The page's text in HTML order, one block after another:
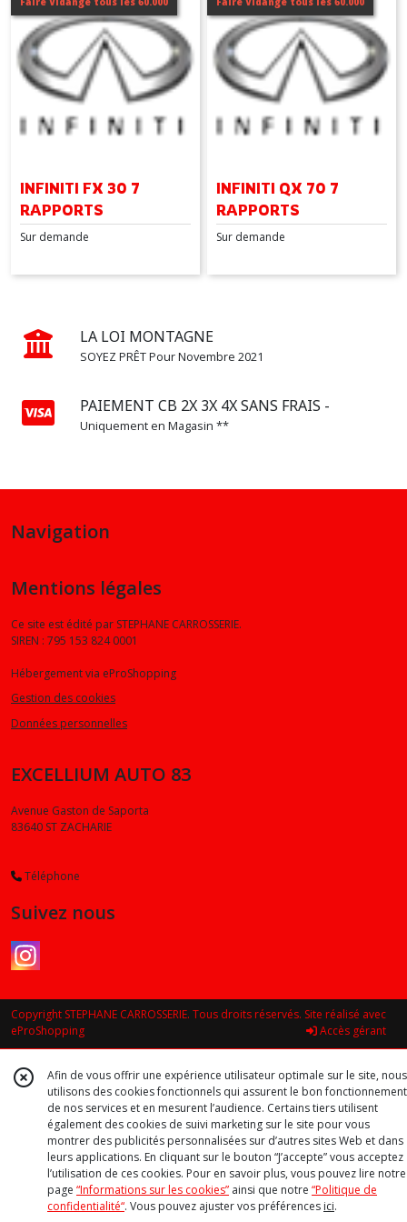
INFINITI FX 30 7
RAPPORTS
Sur demande
INFINITI QX 70 7
RAPPORTS
Sur demande
LA LOI MONTAGNE
SOYEZ PRÊT Pour Novembre 2021
PAIEMENT CB 2X 3X 4X SANS FRAIS -
Uniquement en Magasin **
QX
70
les
Navigation
Mentions légales
Ce site est édité par STEPHANE CARROSSERIE.
SIREN : 795 153 824 0001
Hébergement via eProShopping
Gestion des cookies
Données personnelles
EXCELLIUM AUTO 83
Avenue Gaston de Saporta
83640 ST ZACHARIE
Téléphone
Suivez nous
Copyright STEPHANE CARROSSERIE. Tous droits réservés. Site réalisé avec
eProShopping
Accès gérant
Afin de vous offrir une expérience utilisateur optimale sur le site, nous
utilisons des cookies fonctionnels qui assurent le bon fonctionnement
de nos services et en mesurent l’audience. Certains tiers utilisent
également des cookies de suivi marketing sur le site pour vous
montrer des publicités personnalisées sur d’autres sites Web et dans
leurs applications. En cliquant sur le bouton “J’accepte” vous acceptez
l’utilisation de ces cookies. Pour en savoir plus, vous pouvez lire notre
page “Informations sur les cookies” ainsi que notre “Politique de
confidentialité“. Vous pouvez ajuster vos préférences ici.